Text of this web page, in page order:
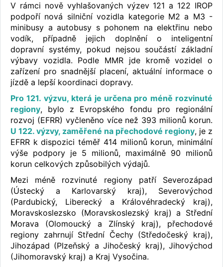
V rámci nově vyhlašovaných výzev 121 a 122 IROP
podpoří nová silniční vozidla kategorie M2 a M3 -
minibusy a autobusy s pohonem na elektřinu nebo
vodík, případně jejich doplnění o inteligentní
dopravní systémy, pokud nejsou součástí základní
výbavy vozidla. Podle MMR jde kromě vozidel o
zařízení pro snadnější placení, aktuální informace o
jízdě a lepší koordinaci dopravy.
Pro 121. výzvu, která je určena pro méně rozvinuté
regiony, bylo z Evropského fondu pro regionální
rozvoj (EFRR) vyčleněno více než 393 milionů korun.
U 122. výzvy, zaměřené na přechodové regiony, je z
EFRR k dispozici téměř 414 milionů korun, minimální
výše podpory je 5 milionů, maximálně 90 milionů
korun celkových způsobilých výdajů.
Mezi méně rozvinuté regiony patří Severozápad
(Ústecký a Karlovarský kraj), Severovýchod
(Pardubický, Liberecký a Královéhradecký kraj),
Moravskoslezsko (Moravskoslezský kraj) a Střední
Morava (Olomoucký a Zlínský kraj), přechodové
regiony zahrnují Střední Čechy (Středočeský kraj),
Jihozápad (Plzeňský a Jihočeský kraj), Jihovýchod
(Jihomoravský kraj) a Kraj Vysočina.